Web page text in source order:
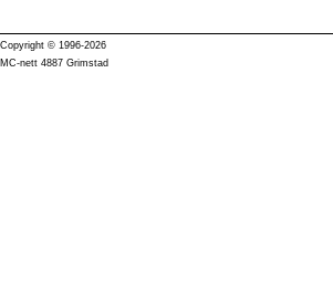
Copyright © 1996-2026
MC-nett 4887 Grimstad